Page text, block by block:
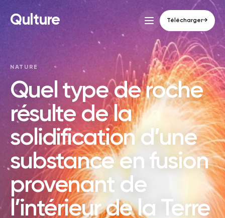
Qulture Télécharger→
NATURE
Quel type de roche
résulte de la
solidification d’une
substance en fusion
provenant de
l’intérieur de la Terre